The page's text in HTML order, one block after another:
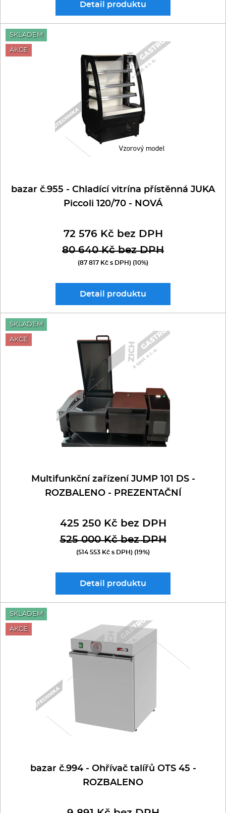
Detail produktu
bazar č.955 - Chladící vitrína přístěnná JUKA
Piccoli 120/70 - NOVÁ
72 576 Kč bez DPH
80 640 Kč bez DPH
(87 817 Kč s DPH) (10%)
Detail produktu
SKLADEM
AKCE
Multifunkční zařízení JUMP 101 DS -
ROZBALENO - PREZENTAČNÍ
425 250 Kč bez DPH
525 000 Kč bez DPH
(514 553 Kč s DPH) (19%)
Detail produktu
SKLADEM
AKCE
bazar č.994 - Ohřívač talířů OTS 45 -
ROZBALENO
SKLADEM
AKCE